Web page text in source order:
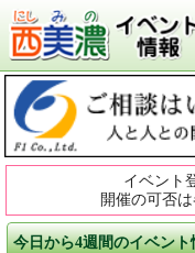
イベント
開催の可否
今日から4週間のイベ